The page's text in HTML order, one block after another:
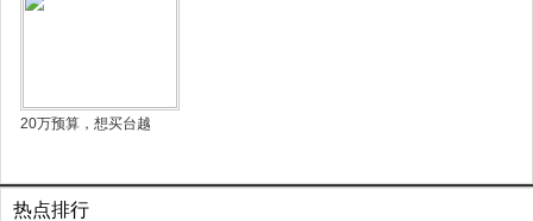
20万预算，想买台越
热点排行